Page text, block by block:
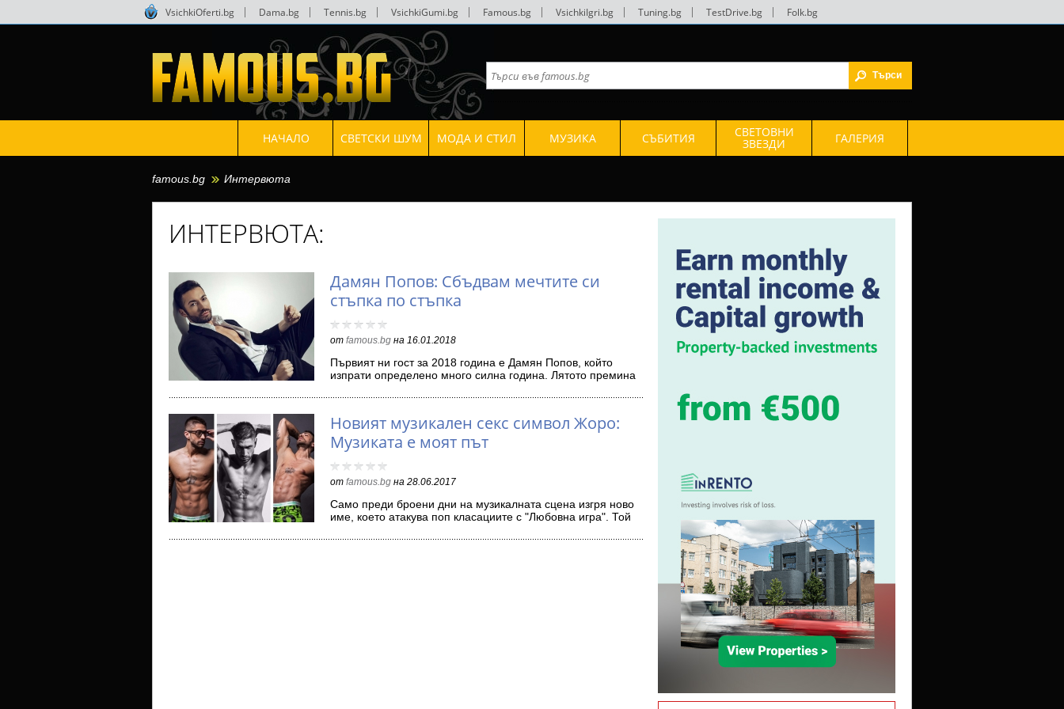
VsichkiOferti.bg Dama.bg Tennis.bg VsichkiGumi.bg Famous.bg VsichkiIgri.bg Tuning.bg TestDrive.bg Folk.bg
НАЧАЛО СВЕТСКИ ШУМ МОДА И СТИЛ МУЗИКА СЪБИТИЯ СВЕТОВНИ
ЗВЕЗДИ ГАЛЕРИЯ
famous.bg Интервюта
ИНТЕРВЮТА:
Дамян Попов: Сбъдвам мечтите си
стъпка по стъпка
от famous.bg на 16.01.2018
Първият ни гост за 2018 година е Дамян Попов, който
изпрати определено много силна година. Лятото премина
Новият музикален секс символ Жоро:
Музиката е моят път
от famous.bg на 28.06.2017
Само преди броени дни на музикалната сцена изгря ново
име, което атакува поп класациите с "Любовна игра". Той